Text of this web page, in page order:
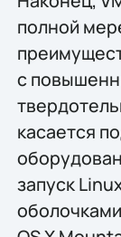
полной
с
касается
запуск